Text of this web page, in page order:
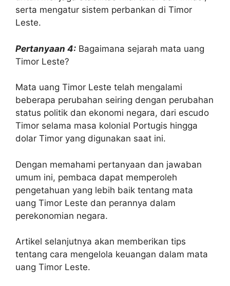
serta mengatur sistem perbankan di Timor
Leste.
Pertanyaan 4: Bagaimana sejarah mata uang
Timor Leste?
Mata uang Timor Leste telah mengalami
beberapa perubahan seiring dengan perubahan
status politik dan ekonomi negara, dari escudo
Timor selama masa kolonial Portugis hingga
dolar Timor yang digunakan saat ini.
Dengan memahami pertanyaan dan jawaban
umum ini, pembaca dapat memperoleh
pengetahuan yang lebih baik tentang mata
uang Timor Leste dan perannya dalam
perekonomian negara.
Artikel selanjutnya akan memberikan tips
tentang cara mengelola keuangan dalam mata
uang Timor Leste.